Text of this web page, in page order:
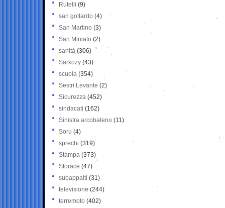
Rutelli (9)
san gottardo (4)
San Martino (3)
San Miniato (2)
sanità (306)
Sarkozy (43)
scuola (354)
Sestri Levante (2)
Sicurezza (452)
sindacati (162)
Sinistra arcobaleno (11)
Soru (4)
sprechi (319)
Stampa (373)
Storace (47)
subappalti (31)
televisione(244)
terremoto (402)